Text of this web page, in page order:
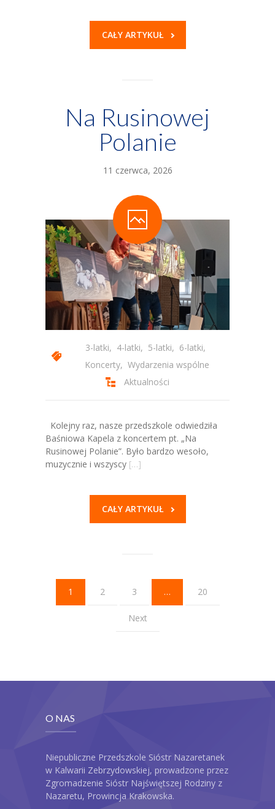
CAŁY ARTYKUŁ
Na Rusinowej
Polanie
11 czerwca, 2026
3-latki, 4-latki, 5-latki, 6-latki,
Koncerty, Wydarzenia wspólne
Aktualności
Kolejny raz, nasze przedszkole odwiedziła
Baśniowa Kapela z koncertem pt. „Na
Rusinowej Polanie”. Było bardzo wesoło,
muzycznie i wszyscy […]
CAŁY ARTYKUŁ
1 2 3 … 20
Next
O NAS
Niepubliczne Przedszkole Sióstr Nazaretanek
w Kalwarii Zebrzydowskiej, prowadzone przez
Zgromadzenie Sióstr Najświętszej Rodziny z
Nazaretu, Prowincja Krakowska.